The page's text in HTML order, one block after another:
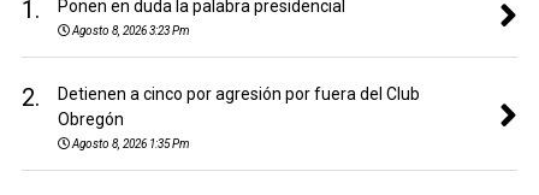
1. Ponen en duda la palabra presidencial
Agosto 8, 2026 3:23 Pm
2.
Detienen a cinco por agresión por fuera del Club
Obregón
Agosto 8, 2026 1:35 Pm